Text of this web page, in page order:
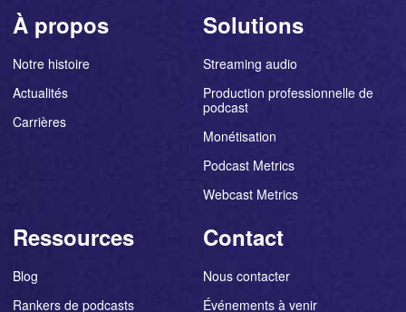
À propos
Notre histoire
Actualités
Carrières
Solutions
Streaming audio
Production professionnelle de
podcast
Monétisation
Podcast Metrics
Webcast Metrics
Ressources
Blog
Rankers de podcasts
Contact
Nous contacter
Événements à venir